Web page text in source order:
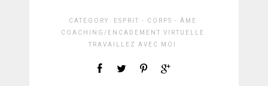
CATEGORY:
ESPRIT - CORPS - ÂME
COACHING/ENCADEMENT VIRTUELLE
TRAVAILLEZ AVEC MOI